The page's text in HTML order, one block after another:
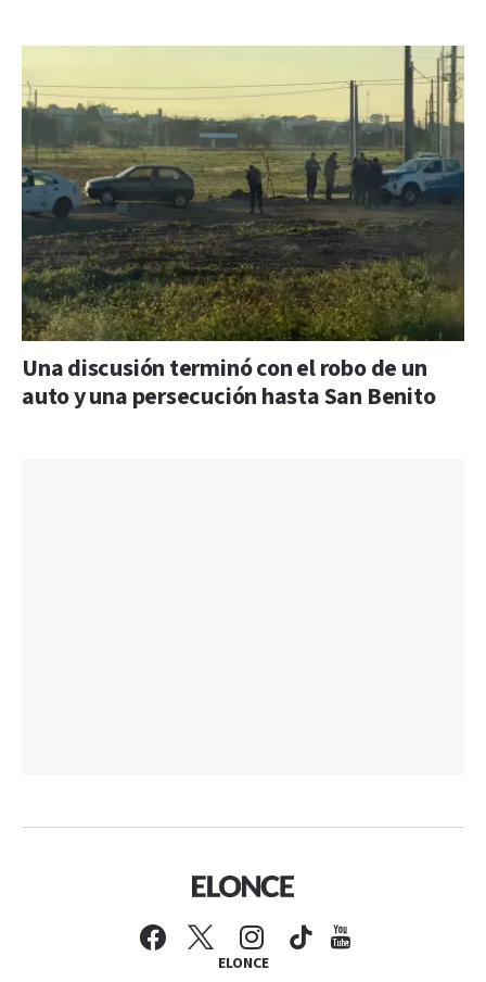
Una discusión terminó con el robo de un
auto y una persecución hasta San Benito
ELONCE